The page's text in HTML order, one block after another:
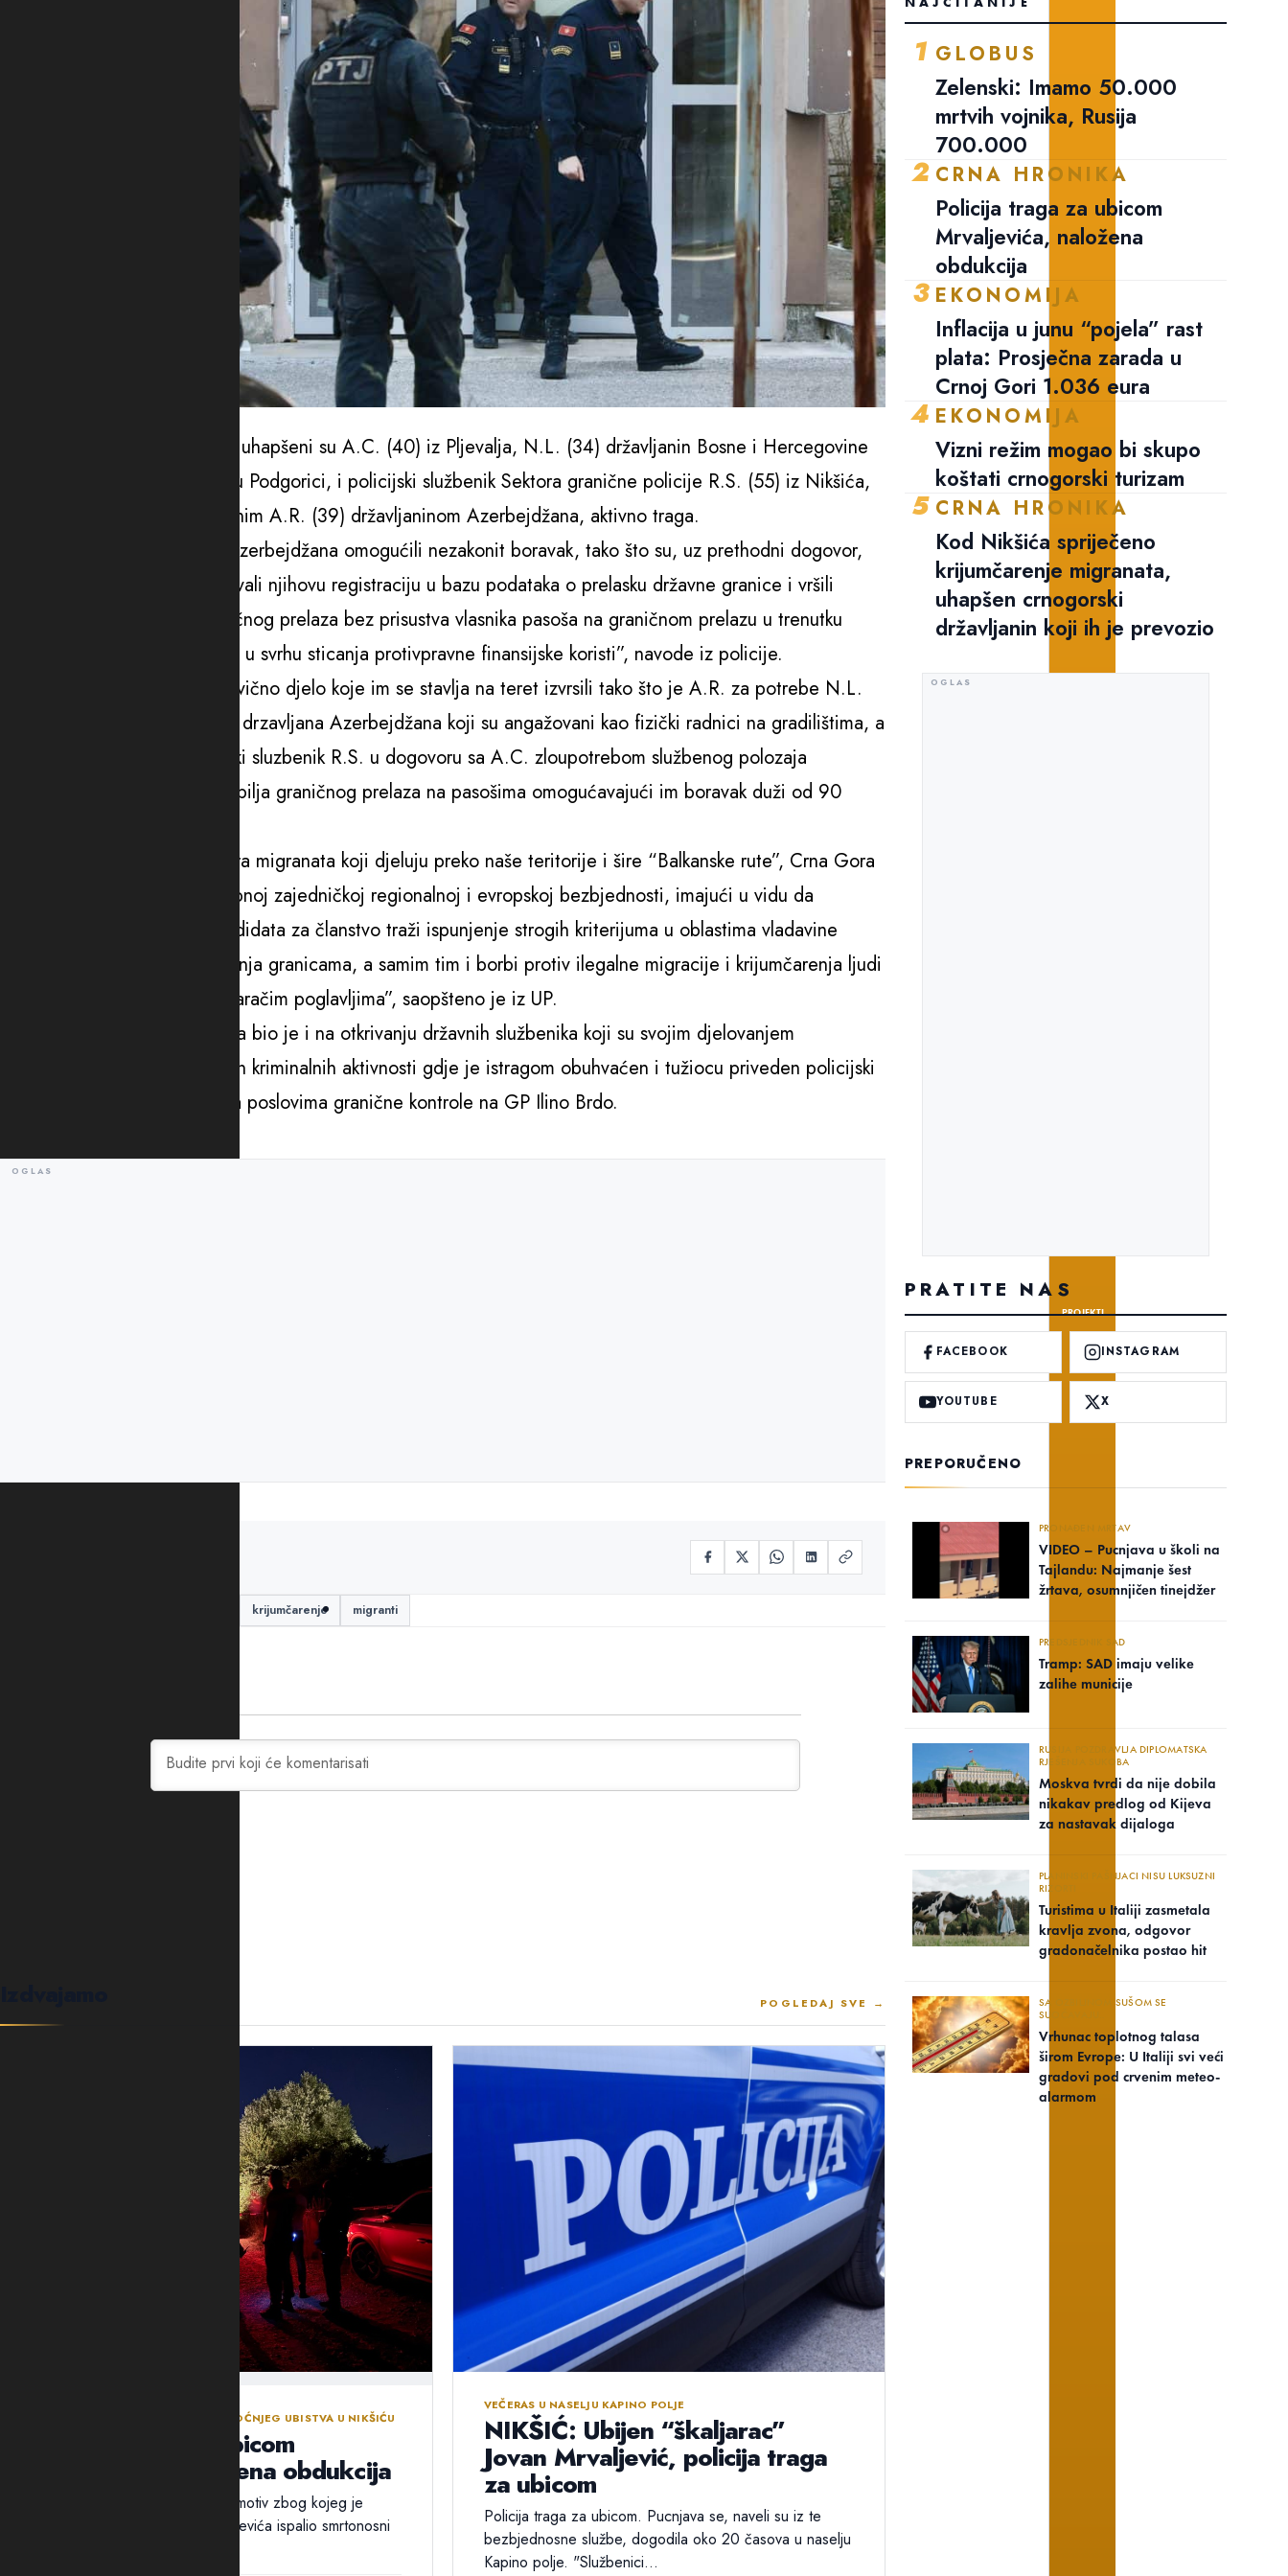
PROJEKTI
Kako se navodi u saopštenju, uhapšeni su A.C. (40) iz Pljevalja, N.L. (34) državljanin Bosne i Hercegovine
sa prijavljenim prebivalištem u Podgorici, i policijski službenik Sektora granične policije R.S. (55) iz Nikšića,
dok se za četvrtim osumnjičenim A.R. (39) državljaninom Azerbejdžana, aktivno traga.
“Imenovani su državljanima Azerbejdžana omogućili nezakonit boravak, tako što su, uz prethodni dogovor,
uzimali pasoše od njih, izvršavali njihovu registraciju u bazu podataka o prelasku državne granice i vršili
ovjeru pasoša pečatom graničnog prelaza bez prisustva vlasnika pasoša na graničnom prelazu u trenutku
unosa podataka u bazu, a sve u svrhu sticanja protivpravne finansijske koristi”, navode iz policije.
Sumnja se da su pomenuti krivično djelo koje im se stavlja na teret izvrsili tako što je A.R. za potrebe N.L.
dogovarao zaposlenje stranih drzavljana Azerbejdžana koji su angažovani kao fizički radnici na gradilištima, a
dalje se sumnja da je policijski sluzbenik R.S. u dogovoru sa A.C. zloupotrebom službenog polozaja
omogućavao otiskivanje štambilja graničnog prelaza na pasošima omogućavajući im boravak duži od 90
“Razbijanjem mreža krijumčara migranata koji djeluju preko naše teritorije i šire “Balkanske rute”, Crna Gora
daje i svoj dio doprinosa ukupnoj zajedničkoj regionalnoj i evropskoj bezbjednosti, imajući u vidu da
Evropska Unija od država kandidata za članstvo traži ispunjenje strogih kriterijuma u oblastima vladavine
prava, bezbjednosti i upravljanja granicama, a samim tim i borbi protiv ilegalne migracije i krijumčarenja ljudi
direktno povezane sa pregovaračim poglavljima”, saopšteno je iz UP.
Poseban fokus policijskog tima bio je i na otkrivanju državnih službenika koji su svojim djelovanjem
omogućavali sprovođenje ovih kriminalnih aktivnosti gdje je istragom obuhvaćen i tužiocu priveden policijski
službenik radno angažovan na poslovima granične kontrole na GP Ilino Brdo.
krijumčarenje migranti
POGLEDAJ SVE →
NASTAVLJENA ISTRAGA NAKON SINOĆNJEG UBISTVA U NIKŠIĆU
Policija traga za ubicom
Mrvaljevića, naložena obdukcija
Ni nakon 18 sati nije utvrđen ni motiv zbog kojeg je
ubica, navodno, u potiljak Mrvaljevića ispalio smrtonosni
VEČERAS U NASELJU KAPINO POLJE
NIKŠIĆ: Ubijen “škaljarac”
Jovan Mrvaljević, policija traga
za ubicom
Policija traga za ubicom. Pucnjava se, naveli su iz te
bezbjednosne službe, dogodila oko 20 časova u naselju
Kapino polje. "Službenici...
1 GLOBUS
Zelenski: Imamo 50.000
mrtvih vojnika, Rusija
700.000
2 CRNA HRONIKA
Policija traga za ubicom
Mrvaljevića, naložena
obdukcija
3 EKONOMIJA
Inflacija u junu “pojela” rast
plata: Prosječna zarada u
Crnoj Gori 1.036 eura
4 EKONOMIJA
Vizni režim mogao bi skupo
koštati crnogorski turizam
5 CRNA HRONIKA
Kod Nikšića spriječeno
krijumčarenje migranata,
uhapšen crnogorski
državljanin koji ih je prevozio
PRATITE NAS
FACEBOOK INSTAGRAM
YOUTUBE X
PREPORUČENO
PRONAĐEN MRTAV
VIDEO – Pucnjava u školi na
Tajlandu: Najmanje šest
žrtava, osumnjičen tinejdžer
PREDSJEDNIK SAD
Tramp: SAD imaju velike
zalihe municije
RUSIJA POZDRAVLJA DIPLOMATSKA
RJEŠENJA SUKOBA
Moskva tvrdi da nije dobila
nikakav predlog od Kijeva
za nastavak dijaloga
PLANINSKI PAŠNJACI NISU LUKSUZNI
RIZORTI
Turistima u Italiji zasmetala
kravlja zvona, odgovor
gradonačelnika postao hit
SA OZBILJNOM SUŠOM SE
SUOČAVAJU..
Vrhunac toplotnog talasa
širom Evrope: U Italiji svi veći
gradovi pod crvenim meteo-
alarmom